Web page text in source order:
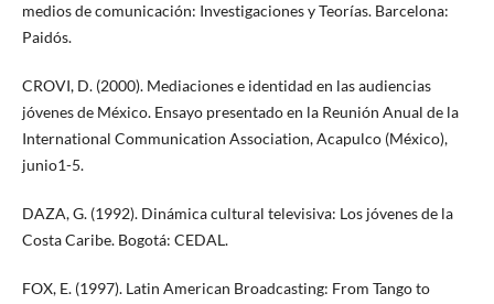
medios de comunicación: Investigaciones y Teorías. Barcelona:
Paidós.
CROVI, D. (2000). Mediaciones e identidad en las audiencias
jóvenes de México. Ensayo presentado en la Reunión Anual de la
International Communication Association, Acapulco (México),
junio1-5.
DAZA, G. (1992). Dinámica cultural televisiva: Los jóvenes de la
Costa Caribe. Bogotá: CEDAL.
FOX, E. (1997). Latin American Broadcasting: From Tango to